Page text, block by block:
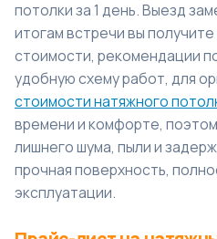
потолки за 1 день. Выезд
итогам встречи вы
стоимости, рекомендации
удобную схему работ, для
стоимости натяжного
времени и комфорте,
лишнего шума, пыли и
прочная поверхность,
эксплуатации.